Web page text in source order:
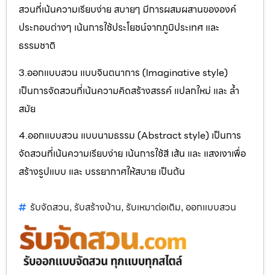
สวนที่เน้นความเรียบง่าย สบายๆ มีการผสมผสานขององค์
ประกอบต่างๆ เน้นการใช้ประโยชน์จากภูมิประเทศ และ
ธรรมชาติ
3.ออกแบบสวน แบบจินตนาการ (Imaginative style)
เป็นการจัดสวนที่เน้นความคิดสร้างสรรค์ แปลกใหม่ และ ล้ำ
สมัย
4.ออกแบบสวน แบบนามธรรม (Abstract style) เป็นการ
จัดสวนที่เน้นความเรียบง่าย เน้นการใช้สี เส้น และ แสงเงาเพื่อ
สร้างรูปแบบ และ บรรยากาศให้สบาย เป็นต้น
รับจัดสวน, รับสร้างบ้าน, รับเหมาต่อเติม, ออกแบบสวน